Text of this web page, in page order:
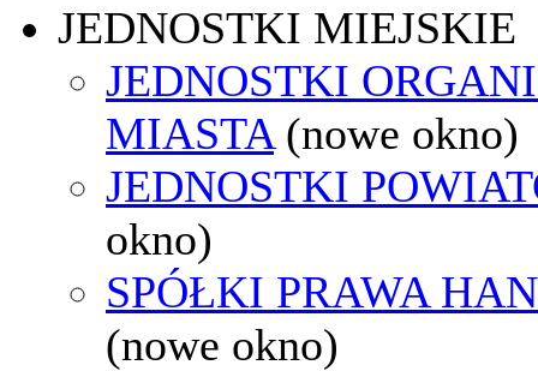
JEDNOSTKI MIEJSKIE
JEDNOSTKI
MIASTA (nowe okno)
JEDNOSTKI
okno)
SPÓŁKI PRAWA
(nowe okno)